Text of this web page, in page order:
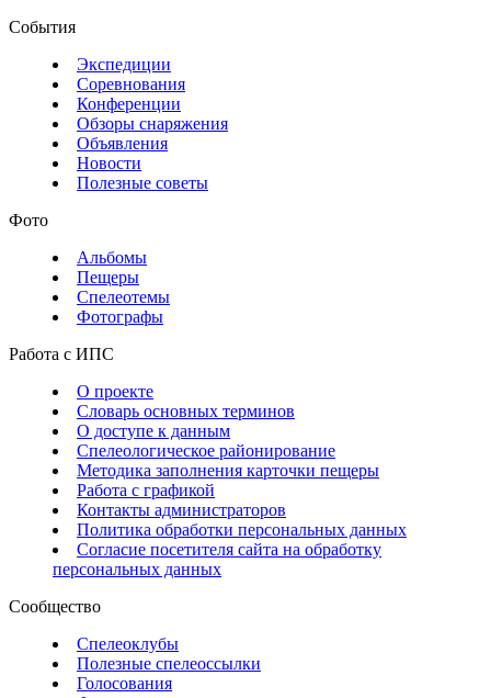
События
Экспедиции
Соревнования
Конференции
Обзоры снаряжения
Объявления
Новости
Полезные советы
Фото
Альбомы
Пещеры
Спелеотемы
Фотографы
Работа с ИПС
О проекте
Словарь основных терминов
О доступе к данным
Спелеологическое районирование
Методика заполнения карточки пещеры
Работа с графикой
Контакты администраторов
Политика обработки персональных данных
Согласие посетителя сайта на обработку
персональных данных
Сообщество
Спелеоклубы
Полезные спелеоссылки
Голосования